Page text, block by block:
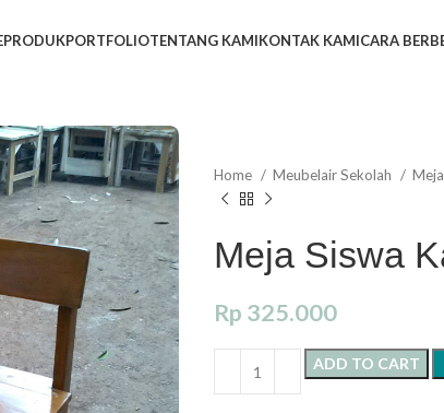
PRODUKPORTFOLIOTENTANG KAMIKONTAK KAMICARA
Home Meubelair Sekolah
Meja Siswa
Rp 325.000
ADD TO CART